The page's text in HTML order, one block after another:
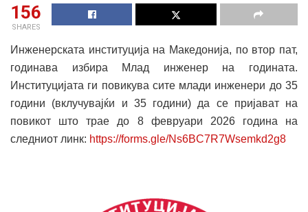
156
SHARES
Инженерската институција на Македонија, по втор пат,
годинава избира Млад инженер на годината.
Институцијата ги повикува сите млади инженери до 35
години (вклучувајќи и 35 години) да се пријават на
повикот што трае до 8 февруари 2026 година на
следниот линк: https://forms.gle/Ns6BC7R7Wsemkd2g8